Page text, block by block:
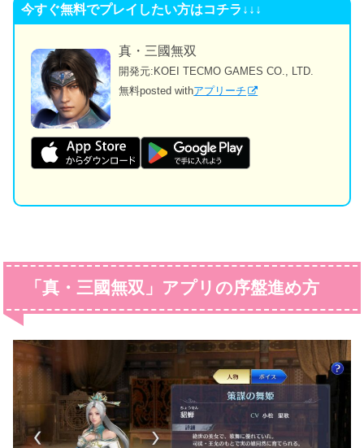
今すぐ無料でプレイしたい方はコチラ↓↓↓
真・三國無双
開発元: KOEI TECMO GAMES CO., LTD.
無料posted withアプリーチ
「真・三國無双」アプリの序盤進め方